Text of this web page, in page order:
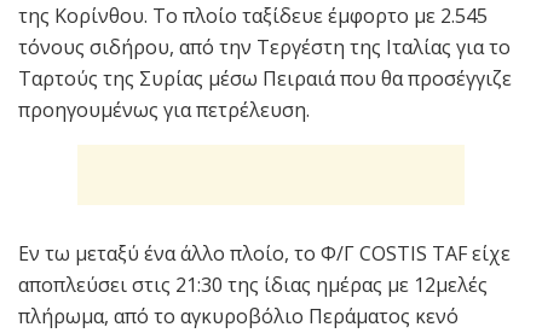
της Κορίνθου. Το πλοίο ταξίδευε έμφορτο με 2.545
τόνους σιδήρου, από την Τεργέστη της Ιταλίας για το
Ταρτούς της Συρίας μέσω Πειραιά που θα προσέγγιζε
προηγουμένως για πετρέλευση.
Εν τω μεταξύ ένα άλλο πλοίο, το Φ/Γ COSTIS TAF είχε
αποπλεύσει στις 21:30 της ίδιας ημέρας με 12μελές
πλήρωμα, από το αγκυροβόλιο Περάματος κενό